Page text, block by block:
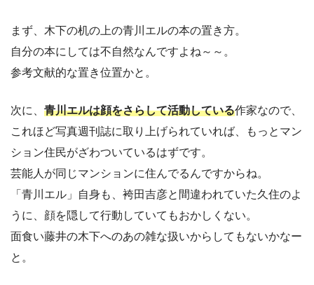
まず、木下の机の上の青川エルの本の置き方。
自分の本にしては不自然なんですよね～～。
参考文献的な置き位置かと。
次に、 青川エルは顔をさらして活動している作家なので、
これほど写真週刊誌に取り上げられていれば、もっとマン
ション住民がざわついているはずです。
芸能人が同じマンションに住んでるんですからね。
「青川エル」自身も、袴田吉彦と間違われていた久住のよ
うに、顔を隠して行動していてもおかしくない。
面食い藤井の木下へのあの雑な扱いからしてもないかなー
と。